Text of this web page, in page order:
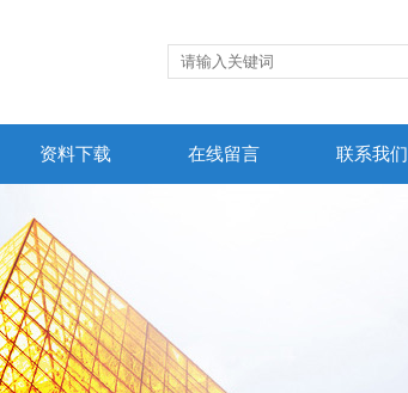
资料下载 在线留言 联系我们